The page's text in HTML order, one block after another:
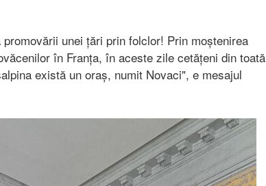
unei țări prin folclor! Prin moștenirea
în Franța, în aceste zile cetățeni din toată
există un oraș, numit Novaci", e mesajul